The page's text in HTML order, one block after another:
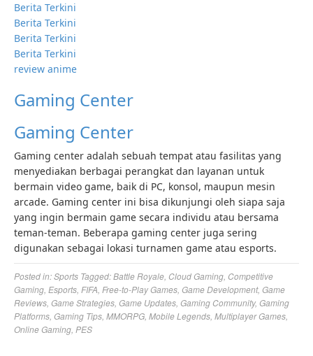
Berita Terkini
Berita Terkini
Berita Terkini
Berita Terkini
review anime
Gaming Center
Gaming Center
Gaming center adalah sebuah tempat atau fasilitas yang
menyediakan berbagai perangkat dan layanan untuk
bermain video game, baik di PC, konsol, maupun mesin
arcade. Gaming center ini bisa dikunjungi oleh siapa saja
yang ingin bermain game secara individu atau bersama
teman-teman. Beberapa gaming center juga sering
digunakan sebagai lokasi turnamen game atau esports.
Posted in:Sports Tagged:Battle Royale, Cloud Gaming, Competitive
Gaming, Esports, FIFA, Free-to-Play Games, Game Development, Game
Reviews, Game Strategies, Game Updates, Gaming Community, Gaming
Platforms, Gaming Tips, MMORPG, Mobile Legends, Multiplayer Games,
Online Gaming, PES